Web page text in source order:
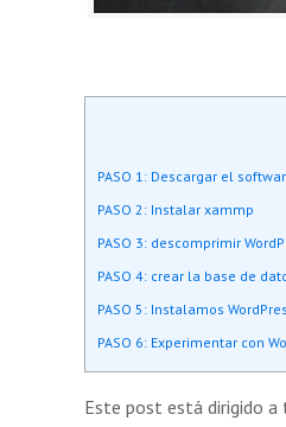
PASO 1: Descargar el
PASO 2: Instalar xammp
PASO 3: descomprimir
PASO 4: crear la base de
PASO 5: Instalamos
PASO 6: Experimentar con
Este post está dirigido a